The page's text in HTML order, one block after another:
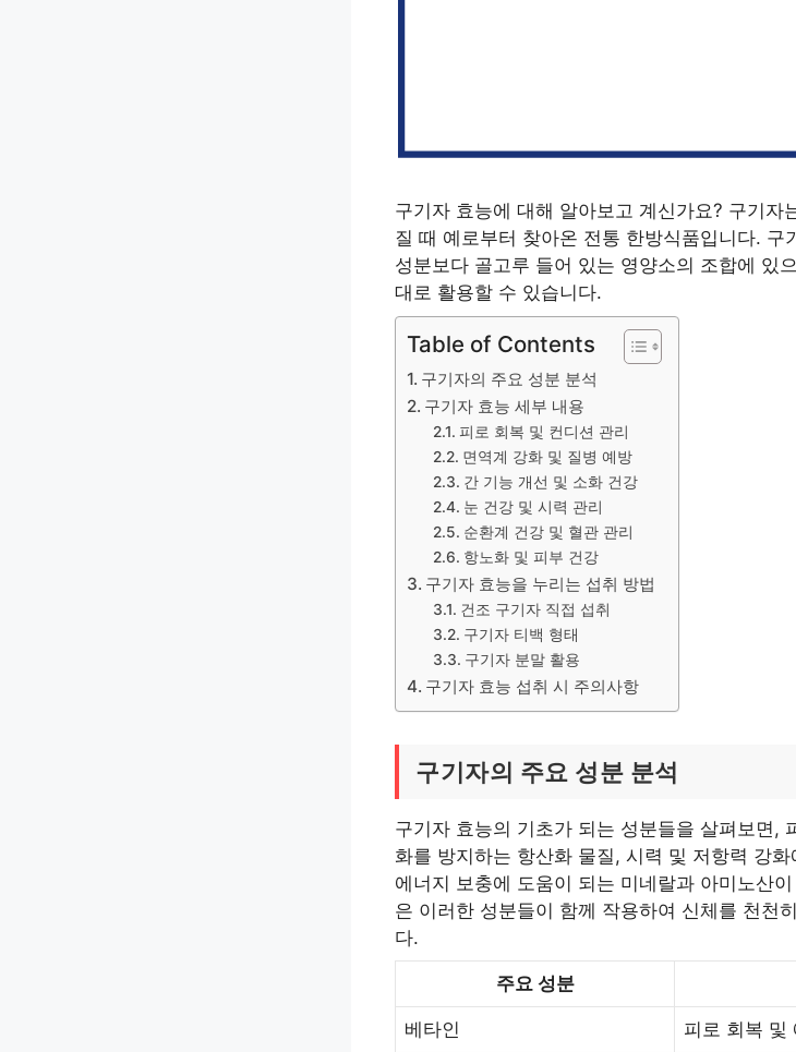
구기자 효능에 대해 알아보고 계신가요? 구기자
질 때 예로부터 찾아온 전통 한방식품입니다. 구
성분보다 골고루 들어 있는 영양소의 조합에 있
대로 활용할 수 있습니다.
Table of Contents
구기자의 주요 성분 분석
구기자 효능 세부 내용
피로 회복 및 컨디션 관리
면역계 강화 및 질병 예방
간 기능 개선 및 소화 건강
눈 건강 및 시력 관리
순환계 건강 및 혈관 관리
항노화 및 피부 건강
구기자 효능을 누리는 섭취 방법
건조 구기자 직접 섭취
구기자 티백 형태
구기자 분말 활용
구기자 효능 섭취 시 주의사항
구기자의 주요 성분 분석
구기자 효능의 기초가 되는 성분들을 살펴보면,
화를 방지하는 항산화 물질, 시력 및 저항력 강
에너지 보충에 도움이 되는 미네랄과 아미노산
은 이러한 성분들이 함께 작용하여 신체를 천천
다.
주요 성분
베타인 피로 회복 및